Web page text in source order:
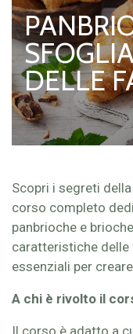
DELLE
Scopri i segreti
corso completo
panbrioche e
caratteristiche
essenziali per
A chi è rivolto il
Il corso è adatto a